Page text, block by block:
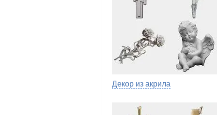
Декор из акрила